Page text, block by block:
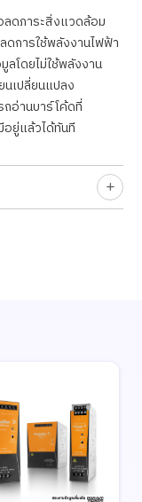
ลดภาระสิ่งแวดล้อม
ดการใช้พลังงานไฟฟ้า
โดยไม่ใช้พลังงาน
เปลี่ยนแปลง
ถอ่านบาร์โค้ดที่
อยู่แล้วได้ทันที